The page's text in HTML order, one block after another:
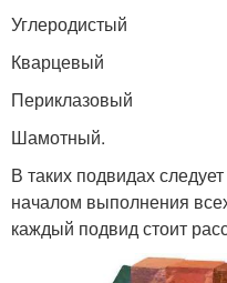
Углеродистый
Кварцевый
Периклазовый
Шамотный.
В таких подвидах
началом выполнения
каждый подвид стоит